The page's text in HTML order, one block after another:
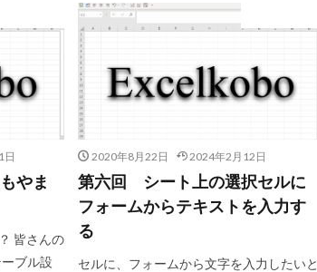
日
やま
皆さんの
ブル設
2020年8月22日 2024年2月12日
第六回 シート上の選択セルに
フォームからテキストを入力す
る
セルに、フォームから文字を入力したいと